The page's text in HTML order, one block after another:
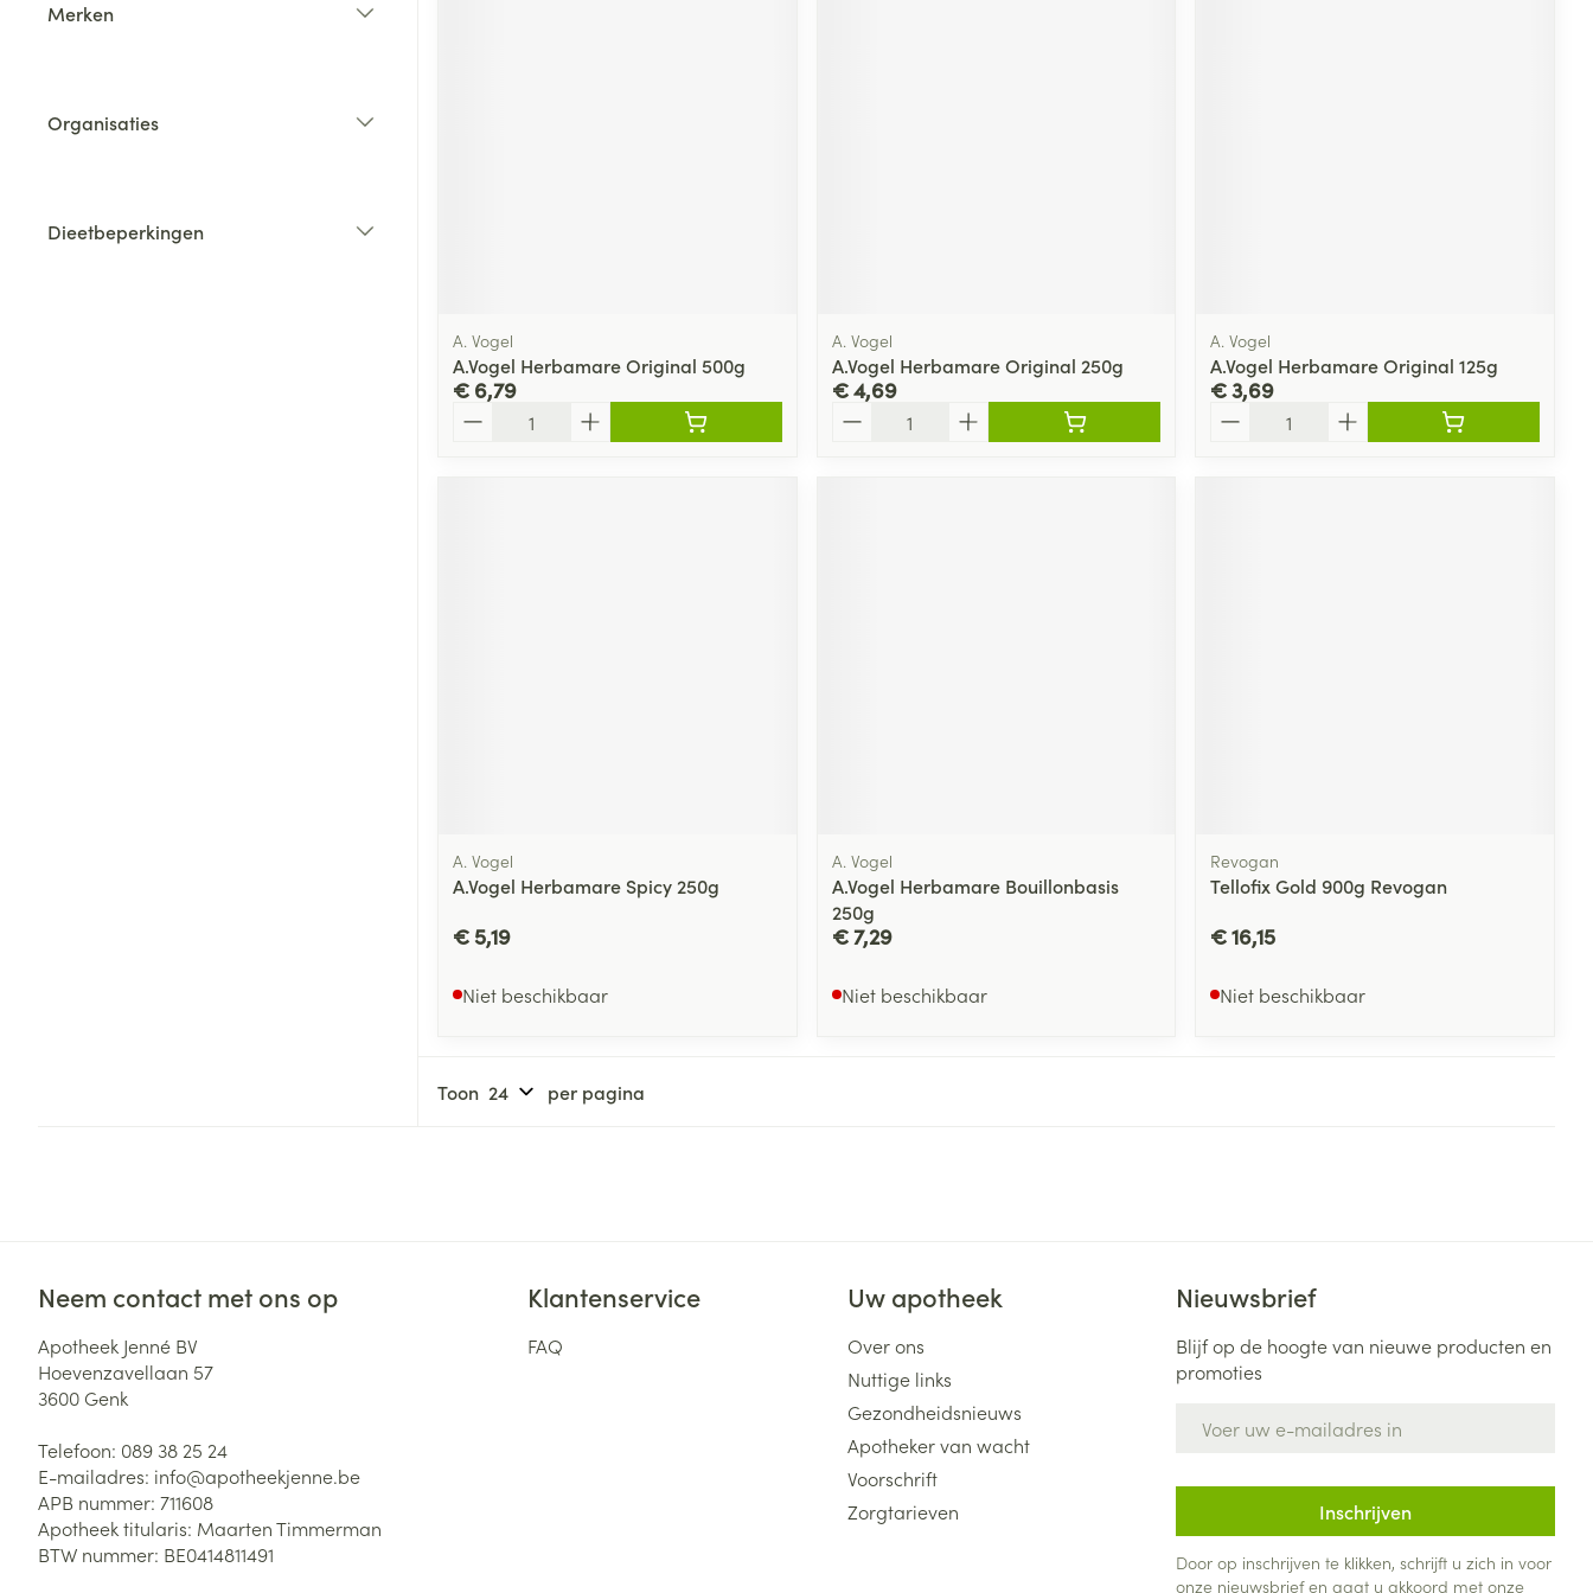
Merken
Organisaties
Dieetbeperkingen
A. Vogel
A.Vogel Herbamare Original 500g
€ 6,79
A. Vogel
A.Vogel Herbamare Original 250g
€ 4,69
A. Vogel
A.Vogel Herbamare Original 125g
€ 3,69
A. Vogel
A.Vogel Herbamare Spicy 250g
€ 5,19
Niet beschikbaar
A. Vogel
A.Vogel Herbamare Bouillonbasis
250g
€ 7,29
Niet beschikbaar
Revogan
Tellofix Gold 900g Revogan
€ 16,15
Niet beschikbaar
Toon per pagina
Neem contact met ons op
Apotheek Jenné BV
Hoevenzavellaan 57
3600 Genk
Telefoon: 089 38 25 24
E-mailadres: info@apotheekjenne.be
APB nummer: 711608
Apotheek titularis: Maarten Timmerman
BTW nummer: BE0414811491
Klantenservice
FAQ
Uw apotheek
Over ons
Nuttige links
Gezondheidsnieuws
Apotheker van wacht
Voorschrift
Zorgtarieven
Nieuwsbrief
Blijf op de hoogte van nieuwe producten en
promoties
Inschrijven
Door op inschrijven te klikken, schrijft u zich in voor
onze nieuwsbrief en gaat u akkoord met onze